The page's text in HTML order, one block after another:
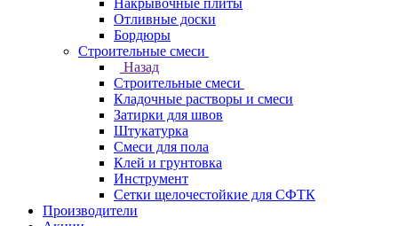
Накрывочные плиты
Отливные доски
Бордюры
Строительные смеси
Назад
Строительные смеси
Кладочные растворы и смеси
Затирки для швов
Штукатурка
Смеси для пола
Клей и грунтовка
Инструмент
Сетки щелочестойкие для СФТК
Производители